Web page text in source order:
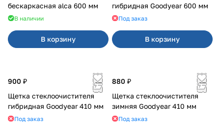
бескаркасная alca 600 мм
В наличии
В корзину
гибридная Goodyear 600 мм
Под заказ
В корзину
900 ₽
Щетка стеклоочистителя
гибридная Goodyear 410 мм
Под заказ
880 ₽
Щетка стеклоочистителя
зимняя Goodyear 410 мм
Под заказ